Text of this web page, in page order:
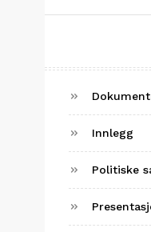
Innlegg
Politiske